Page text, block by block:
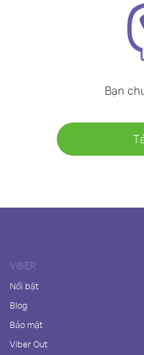
Bạn
VIBER
Nổi bật
Blog
Bảo mật
Viber Out